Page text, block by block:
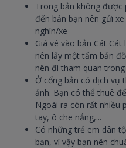
Trong bản không được
đến bản bạn nên gửi
nghìn/xe
Giá vé vào bản Cát
nên lấy một tấm bản
nên đi tham quan
Ở cổng bản có dịch vụ
ảnh. Bạn có thể thuê
Ngoài ra còn rất nhiều
tay, ô che nắng,...
Có những trẻ em dân
bạn, vì vậy bạn nên